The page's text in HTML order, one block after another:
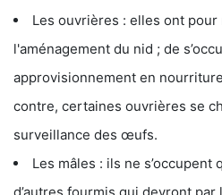
Les ouvrières : elles ont
l'aménagement du nid ; de
approvisionnement en
contre, certaines ouvrières se
surveillance des œufs.
Les mâles : ils ne s’occupent